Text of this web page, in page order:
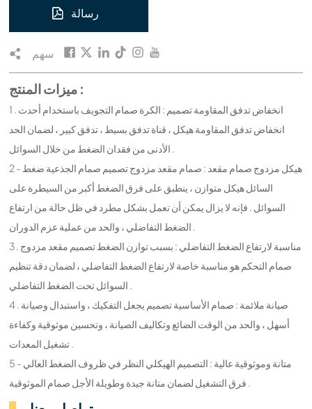
رسالة
سهم
ميزات المنتج :
1 . انخفاض تدفق المقاومة تصميم : الكرة صمام التجويف باستخدام أحدث
انخفاض تدفق المقاومة هيكل ، قناة تدفق بسيط ، تدفق كبير ، لضمان الحد
الأدنى من فقدان الضغط من خلال السوائل .
2 - هيكل مزدوج صمام مقعد : صمام مقعد مزدوج تصميم صمام الجذعية ضغط
السائل هيكل متوازن ، ينطبق على فرق الضغط أكبر من السيطرة على
السوائل . فإنه لا يزال يمكن أن تعمل بشكل مطرد في ظل حالة من ارتفاع
الضغط التفاضلي ، والحد من عملية عزم الدوران .
3 . مناسبة لارتفاع الضغط التفاضلي : بسبب توازن الضغط تصميم مقعد مزدوج
صمام التحكم هو مناسبة خاصة لارتفاع الضغط التفاضلي ، لضمان دقة تنظيم
السوائل تحت الضغط التفاضلي .
4 . صيانة ملائمة : صمام الأساسية تصميم يجعل التفكيك ، واستبدال وصيانة
أسهل ، والحد من الوقت الضائع وتكاليف الصيانة ، وتحسين موثوقية وكفاءة
تشغيل المعدات .
5 - متانة وموثوقية عالية : التصميم الهيكلي النظر في ظروف الضغط العالي
فرق التشغيل لضمان متانة جيدة وطويلة الأجل صمام الموثوقية .